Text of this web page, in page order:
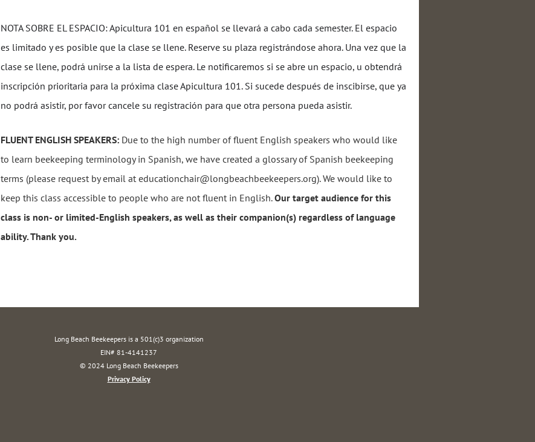
NOTA SOBRE EL ESPACIO: Apicultura 101 en español se llevará a cabo cada semester. El espacio
es limitado y es posible que la clase se llene. Reserve su plaza registrándose ahora. Una vez que la
clase se llene, podrá unirse a la lista de espera. Le notificaremos si se abre un espacio, u obtendrá
inscripción prioritaria para la próxima clase Apicultura 101. Si sucede después de inscibirse, que ya
no podrá asistir, por favor cancele su registración para que otra persona pueda asistir.
FLUENT ENGLISH SPEAKERS: Due to the high number of fluent English speakers who would like
to learn beekeeping terminology in Spanish, we have created a glossary of Spanish beekeeping
terms (please request by email at educationchair@longbeachbeekeepers.org). We would like to
keep this class accessible to people who are not fluent in English.Our target audience for this
class is non- or limited-English speakers, as well as their companion(s) regardless of language
ability. Thank you.
Long Beach Beekeepers is a 501(c)3 organization
EIN# 81-4141237
© 2024 Long Beach Beekeepers
Privacy Policy